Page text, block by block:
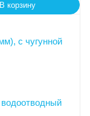
В корзину